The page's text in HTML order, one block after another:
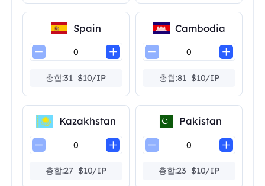
Spain
총합:31 $10/IP
Cambodia
총합:81 $10/IP
Kazakhstan
총합:27 $10/IP
Pakistan
총합:23 $10/IP